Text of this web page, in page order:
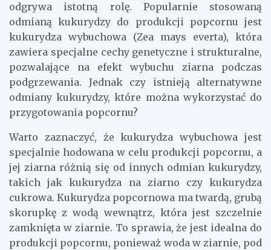
odgrywa istotną rolę. Popularnie stosowaną
odmianą kukurydzy do produkcji popcornu jest
kukurydza wybuchowa (Zea mays everta), która
zawiera specjalne cechy genetyczne i strukturalne,
pozwalające na efekt wybuchu ziarna podczas
podgrzewania. Jednak czy istnieją alternatywne
odmiany kukurydzy, które można wykorzystać do
przygotowania popcornu?
Warto zaznaczyć, że kukurydza wybuchowa jest
specjalnie hodowana w celu produkcji popcornu, a
jej ziarna różnią się od innych odmian kukurydzy,
takich jak kukurydza na ziarno czy kukurydza
cukrowa. Kukurydza popcornowa ma twardą, grubą
skorupkę z wodą wewnątrz, która jest szczelnie
zamknięta w ziarnie. To sprawia, że jest idealna do
produkcji popcornu, ponieważ woda w ziarnie, pod